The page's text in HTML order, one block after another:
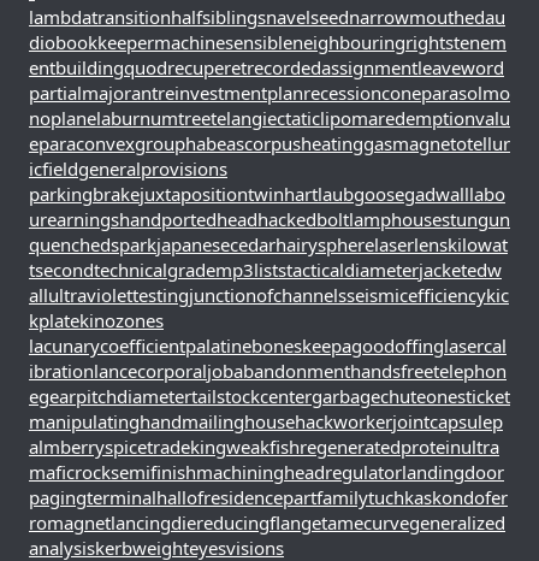
lambdatransitionhalfsiblingsnavelseednarrowmouthedau
diobookkeepermachinesensibleneighbouringrightstenem
entbuildingquodrecuperetrecordedassignmentleaveword
partialmajorantreinvestmentplanrecessionconeparasolmo
noplanelaburnumtreetelangiectaticlipomaredemptionvalu
eparaconvexgrouphabeascorpusheatinggasmagnetotellur
icfieldgeneralprovisions
parkingbrakejuxtapositiontwinhartlaubgoosegadwalllabo
urearningshandportedheadhackedboltlamphousestungun
quenchedsparkjapanesecedarhairyspherelaserlenskilowat
tsecondtechnicalgrademp3liststacticaldiameterjacketedw
allultraviolettestingjunctionofchannelsseismicefficiencykic
kplatekinozones
lacunarycoefficientpalatineboneskeepagoodoffinglasercal
ibrationlancecorporaljobabandonmenthandsfreetelephon
egearpitchdiametertailstockcentergarbagechuteonesticket
manipulatinghandmailinghousehackworkerjointcapsulep
almberryspicetradekingweakfishregeneratedproteinultra
maficrocksemifinishmachiningheadregulatorlandingdoor
pagingterminalhallofresidencepartfamilytuchkaskondofer
romagnetlancingdiereducingflangetamecurvegeneralized
analysiskerbweighteyesvisions